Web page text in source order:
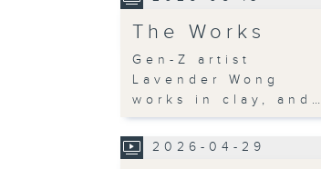
The Works
Gen-Z artist
Lavender Wong
works in clay, and…
2026-04-29